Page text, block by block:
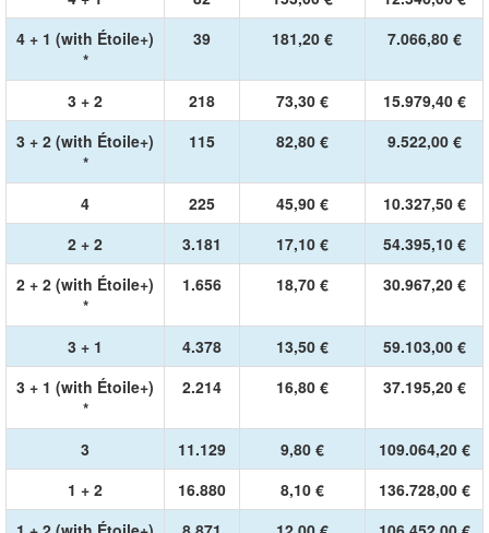
4 + 1 (with Étoile+)
*
39 181,20 € 7.066,80 €
3 + 2 218 73,30 €
15.979,40 €
3 + 2 (with Étoile+)
*
115 82,80 € 9.522,00 €
4 225 45,90 €
10.327,50 €
2 + 2
3.181 17,10 €
54.395,10 €
2 + 2 (with Étoile+)
*
1.656 18,70 € 30.967,20 €
3 + 1 4.378 13,50 €
59.103,00 €
3 + 1 (with Étoile+)
*
2.214 16,80 € 37.195,20 €
3 11.129 9,80 €
109.064,20 €
1 + 2
16.880 8,10 €
136.728,00 €